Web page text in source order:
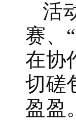
活
赛、
在协
切磋
盈盈